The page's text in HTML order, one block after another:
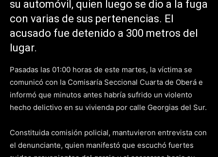
su automóvil, quien luego se dio a la fuga
con varias de sus pertenencias. El
acusado fue detenido a 300 metros del
lugar.
Pasadas las 01:00 horas de este martes, la víctima se
comunicó con la Comisaría Seccional Cuarta de Oberá e
informó que minutos antes habría sufrido un violento
hecho delictivo en su vivienda por calle Georgias del Sur.
Constituida comisión policial, mantuvieron entrevista con
el denunciante, quien manifestó que escuchó fuertes